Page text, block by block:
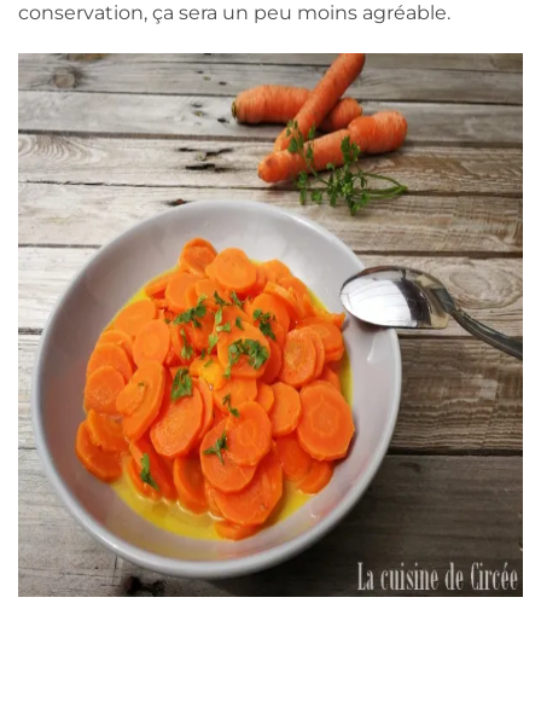
conservation, ça sera un peu moins agréable.